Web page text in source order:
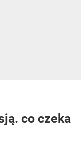
co czeka